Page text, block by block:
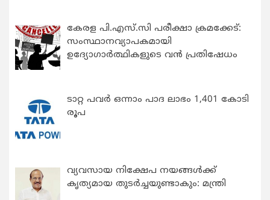
കേരള പി.എസ്.സി പരീക്ഷാ ക്രമക്കേട്:
സംസ്ഥാനവ്യാപകമായി
ഉദ്യോഗാര്‍ത്ഥികളുടെ വന്‍ പ്രതിഷേധം
ടാറ്റ പവർ ഒന്നാം പാദ ലാഭം 1,401 കോടി
രൂപ
വ്യവസായ നിക്ഷേപ നയങ്ങള്‍ക്ക്
കൃത്യമായ തുടര്‍ച്ചയുണ്ടാകും: മന്ത്രി